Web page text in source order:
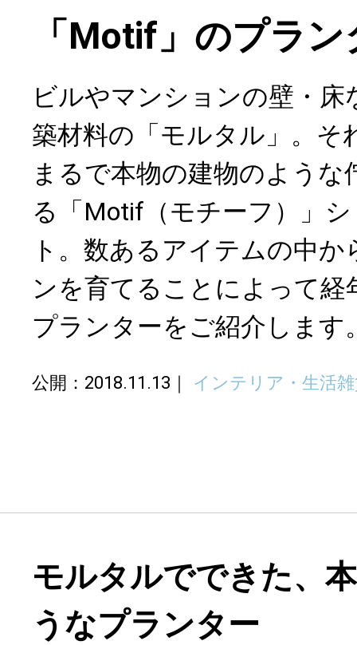
「Motif」のプラン
ビルやマンションの壁・
築材料の「モルタル」。そ
まるで本物の建物のような
る「Motif（モチーフ）」
ト。数あるアイテムの中
ンを育てることによって経
プランターをご紹介します
公開：2018.11.13 インテリア・生活
モルタルでできた、
うなプランター